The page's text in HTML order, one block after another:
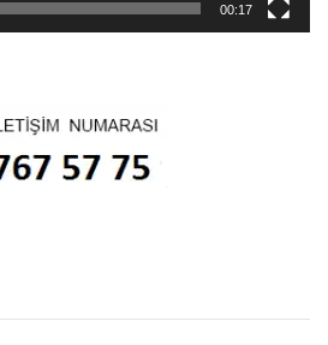
00:17